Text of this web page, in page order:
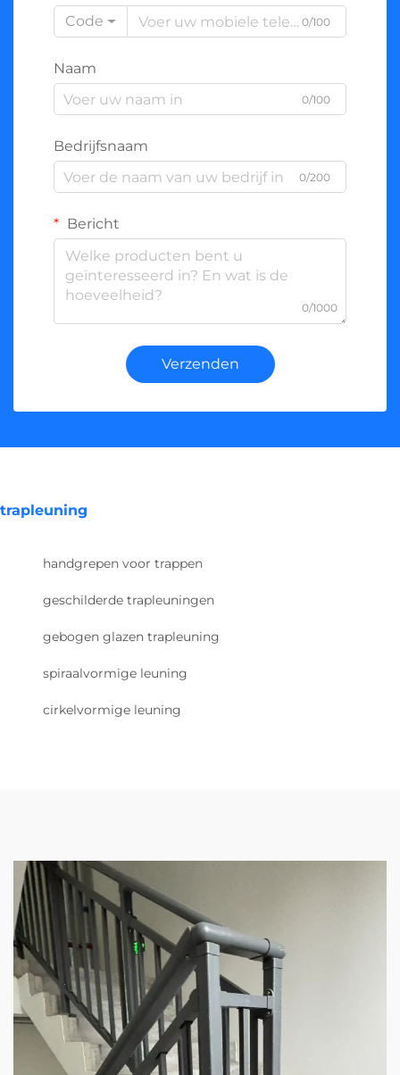
Code 0/100
Naam
0/100
Bedrijfsnaam
0/200
Bericht
0/1000
Verzenden
trapleuning
handgrepen voor trappen
geschilderde trapleuningen
gebogen glazen trapleuning
spiraalvormige leuning
cirkelvormige leuning